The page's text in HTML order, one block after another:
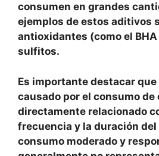
consumen en grandes
ejemplos de estos aditivos
antioxidantes (como el BHA
sulfitos.
Es importante destacar
causado por el consumo de
directamente relacionado
frecuencia y la duración del
consumo moderado y